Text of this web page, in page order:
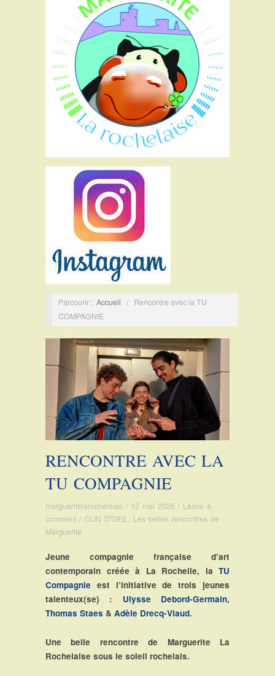
Parcourir : Accueil / Rencontre avec la TU
COMPAGNIE
RENCONTRE AVEC LA
TU COMPAGNIE
margueritelarochelaise / 12 mai 2026 / Leave a
comment / CLIN D'OEIL, Les belles rencontres de
Marguerite
Jeune compagnie française d’art
contemporain créée à La Rochelle, la TU
Compagnie est l’initiative de trois jeunes
talenteux(se) : Ulysse Debord-Germain,
Thomas Staes & Adèle Drecq-Viaud.
Une belle rencontre de Marguerite La
Rochelaise sous le soleil rochelais.